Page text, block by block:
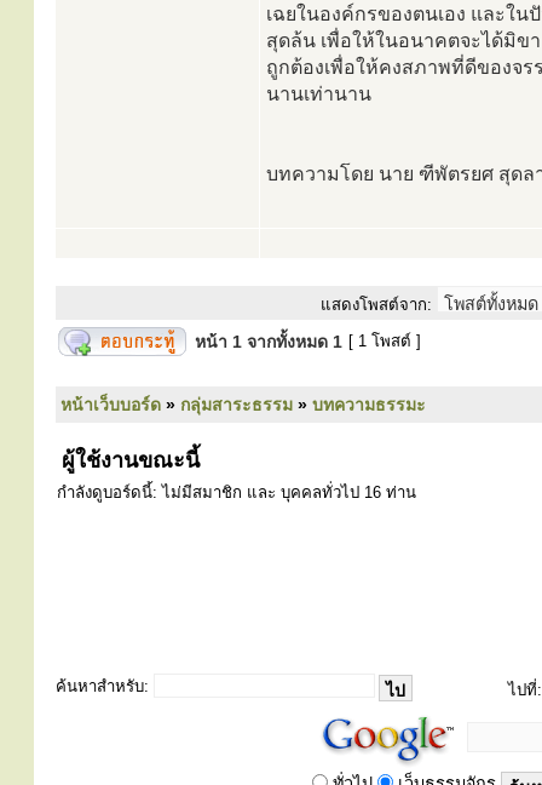
เฉยในองค์กรของตนเอง และใ
สุดล้น เพื่อให้ในอนาคตจะได้มิข
ถูกต้องเพื่อให้คงสภาพที่ดีของจ
นานเท่านาน
บทความโดย นาย ฑีพัตรยศ สุดล
แสดงโพสต์จาก:
หน้า 1 จากทั้งหมด 1 [ 1 โพสต์ ]
หน้าเว็บบอร์ด » กลุ่มสาระธรรม » บทความธรรมะ
ผู้ใช้งานขณะนี้
กำลังดูบอร์ดนี้: ไม่มีสมาชิก และ บุคคลทั่วไป 16 ท่าน
ค้นหาสำหรับ: ไปที่: